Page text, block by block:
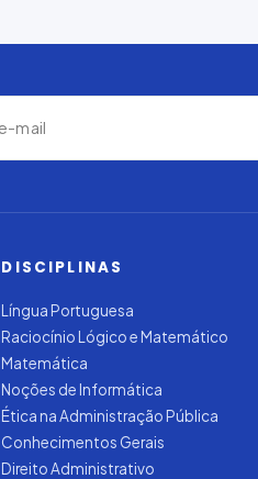
DISCIPLINAS
Língua Portuguesa
Raciocínio Lógico e Matemático
Matemática
Noções de Informática
Ética na Administração Pública
Conhecimentos Gerais
Direito Administrativo